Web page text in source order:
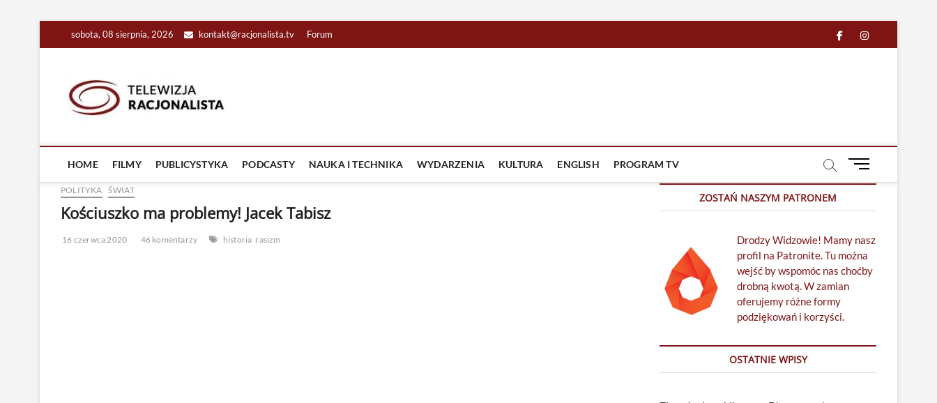
sobota, 08 sierpnia, 2026 kontakt@racjonalista.tv Forum facebook
in
HOME FILMY PUBLICYSTYKA PODCASTY NAUKA I TECHNIKA WYDARZENIA KULTURA ENGLISH PROGRAM TV
M
u
u
t
t
POLITYKA ŚWIAT
Kościuszko ma problemy! Jacek Tabisz
16 czerwca 2020 46 komentarzy historia rasizm
ZOSTAŃ NASZYM PATRONEM
Drodzy Widzowie! Mamy nasz
profil na Patronite. Tu można
wejść by wspomóc nas choćby
drobną kwotą. W zamian
oferujemy różne formy
podziękowań i korzyści.
OSTATNIE WPISY